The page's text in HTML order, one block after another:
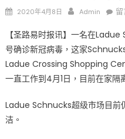
Posted
2020年4月8日 Author
Admin
在
超
级
市
一
【圣路易时报讯】一名在
号确诊新冠病毒，这家
Ladue Crossing Shopping
一直工作到4月1日，目前在家隔
Ladue Schnucks超级市场目前
洁。